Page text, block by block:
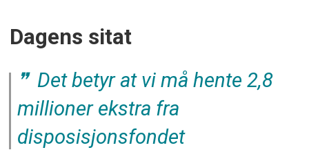
Dagens sitat
Det betyr at vi må hente 2,8
millioner ekstra fra
disposisjonsfondet